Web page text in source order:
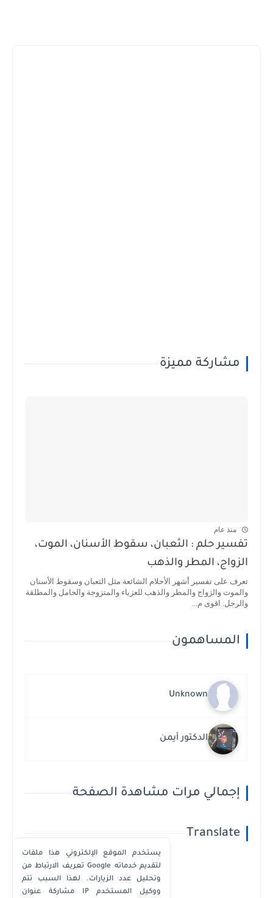
مشاركة مميزة
منذ عام
تفسير حلم : الثعبان، سقوط الأسنان، الموت،
الزواج، المطر والذهب
تعرف على تفسير أشهر الأحلام الشائعة مثل الثعبان وسقوط الأسنان
والموت والزواج والمطر والذهب للعزباء والمتزوجة والحامل والمطلقة
والرجل. اقوى م...
المساهمون
Unknown
الدكتور أيمن
إجمالي مرات مشاهدة الصفحة
Translate
Powered by Translate
يستخدم الموقع الإلكتروني هذا ملفات
تعريف الارتباط من Google لتقديم خدماته
وتحليل عدد الزيارات. لهذا السبب تتم
مشاركة عنوان IP ووكيل المستخدم